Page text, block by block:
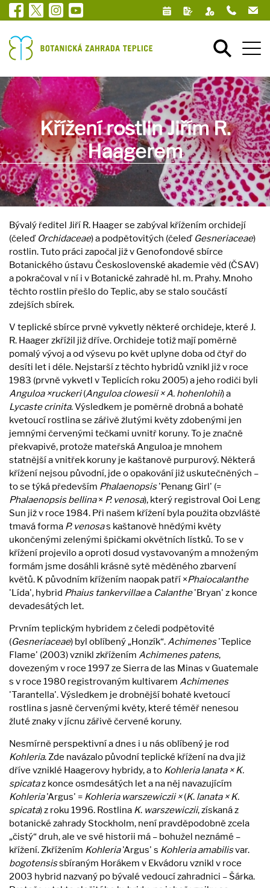
Křížení rostlin Jiřím R.
Haagerem
Bývalý ředitel Jiří R. Haager se zabýval křížením orchidejí
(čeleď Orchidaceae) a podpětovitých (čeleď Gesneriaceae)
rostlin. Tuto práci započal již v Genofondové sbírce
Botanického ústavu Československé akademie věd (ČSAV)
a pokračoval v ní i v Botanické zahradě hl. m. Prahy. Mnoho
těchto rostlin přešlo do Teplic, aby se stalo součástí
zdejších sbírek.
V teplické sbírce prvně vykvetly některé orchideje, které J.
R. Haager zkřížil již dříve. Orchideje totiž mají poměrně
pomalý vývoj a od výsevu po květ uplyne doba od čtyř do
desíti let i déle. Nejstarší z těchto hybridů vznikl již v roce
1983 (prvně vykvetl v Teplicích roku 2005) a jeho rodiči byli
Anguloa ×ruckeri(Anguloa clowesii × A. hohenlohii) a
Lycaste crinita. Výsledkem je poměrně drobná a bohatě
kvetoucí rostlina se zářivě žlutými květy zdobenými jen
jemnými červenými tečkami uvnitř koruny. To je značně
překvapivé, protože mateřská Anguloa je mnohem
statnější a vnitřek koruny je kaštanově purpurový. Některá
křížení nejsou původní, jde o opakování již uskutečněných –
to se týká především Phalaenopsis'Penang Girl' (=
Phalaenopsis bellina× P. venosa), který registroval Ooi Leng
Sun již v roce 1984. Při našem křížení byla použita obzvláště
tmavá forma P. venosas kaštanově hnědými květy
ukončenými zelenými špičkami okvětních lístků. To se v
křížení projevilo a oproti dosud vystavovaným a množeným
formám jsme dosáhli krásně sytě měděného zbarvení
květů. K původním křížením naopak patří ×Phaiocalanthe
'Lída', hybrid Phaius tankervillaea Calanthe'Bryan' z konce
devadesátých let.
Prvním teplickým hybridem z čeledi podpětovité
(Gesneriaceae) byl oblíbený „Honzík“. Achimenes'Teplice
Flame' (2003) vznikl zkřížením Achimenes patens,
dovezeným v roce 1997 ze Sierra de las Minas v Guatemale
s v roce 1980 registrovaným kultivarem Achimenes
'Tarantella'. Výsledkem je drobnější bohatě kvetoucí
rostlina s jasně červenými květy, které téměř nenesou
žluté znaky v jícnu zářivě červené koruny.
Nesmírně perspektivní a dnes i u nás oblíbený je rod
Kohleria. Zde navázalo původní teplické křížení na dva již
dříve vzniklé Haagerovy hybridy, a to Kohleria lanata × K.
spicataz konce osmdesátých let a na něj navazujícím
Kohleria'Argus' = Kohleria warszewiczii ×(K. lanata × K.
spicata) z roku 1996. Rostlina K. warszewiczii, získaná z
botanické zahrady Stockholm, není pravděpodobně zcela
„čistý“ druh, ale ve své historii má – bohužel neznámé –
křížení. Zkřížením Kohleria'Argus' s Kohleria amabilisvar.
bogotensissbíraným Horákem v Ekvádoru vznikl v roce
2003 hybrid nazvaný po bývalé vedoucí zahradnici – Šárka.